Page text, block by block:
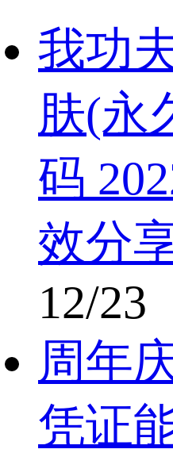
我功
肤(永
码
效分
12/23
周年
凭证